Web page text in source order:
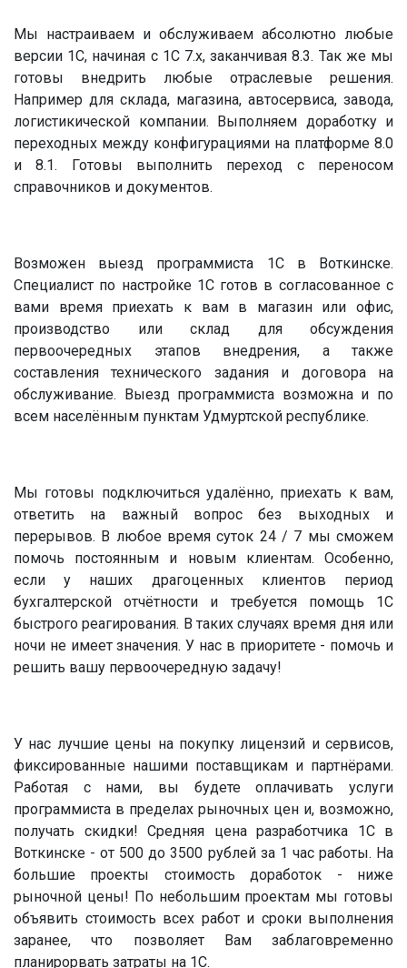
Мы настраиваем и обслуживаем абсолютно любые
версии 1С, начиная с 1С 7.х, заканчивая 8.3. Так же мы
готовы внедрить любые отраслевые решения.
Например для склада, магазина, автосервиса, завода,
логистикической компании. Выполняем доработку и
переходных между конфигурациями на платформе 8.0
и 8.1. Готовы выполнить переход с переносом
справочников и документов.
Возможен выезд программиста 1С в Воткинске.
Специалист по настройке 1С готов в согласованное с
вами время приехать к вам в магазин или офис,
производство или склад для обсуждения
первоочередных этапов внедрения, а также
составления технического задания и договора на
обслуживание. Выезд программиста возможна и по
всем населённым пунктам Удмуртской республике.
Мы готовы подключиться удалённо, приехать к вам,
ответить на важный вопрос без выходных и
перерывов. В любое время суток 24 / 7 мы сможем
помочь постоянным и новым клиентам. Особенно,
если у наших драгоценных клиентов период
бухгалтерской отчётности и требуется помощь 1С
быстрого реагирования. В таких случаях время дня или
ночи не имеет значения. У нас в приоритете - помочь и
решить вашу первоочередную задачу!
У нас лучшие цены на покупку лицензий и сервисов,
фиксированные нашими поставщикам и партнёрами.
Работая с нами, вы будете оплачивать услуги
программиста в пределах рыночных цен и, возможно,
получать скидки! Средняя цена разработчика 1С в
Воткинске - от 500 до 3500 рублей за 1 час работы. На
большие проекты стоимость доработок - ниже
рыночной цены! По небольшим проектам мы готовы
объявить стоимость всех работ и сроки выполнения
заранее, что позволяет Вам заблаговременно
планирорвать затраты на 1С.